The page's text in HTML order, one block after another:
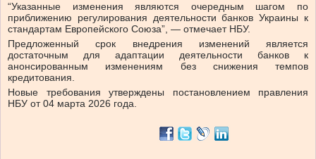
“Указанные изменения являются очередным шагом по
приближению регулирования деятельности банков Украины к
стандартам Европейского Союза”, — отмечает НБУ.
Предложенный срок внедрения изменений является
достаточным для адаптации деятельности банков к
анонсированным изменениям без снижения темпов
кредитования.
Новые требования утверждены постановлением правления
НБУ от 04 марта 2026 года.